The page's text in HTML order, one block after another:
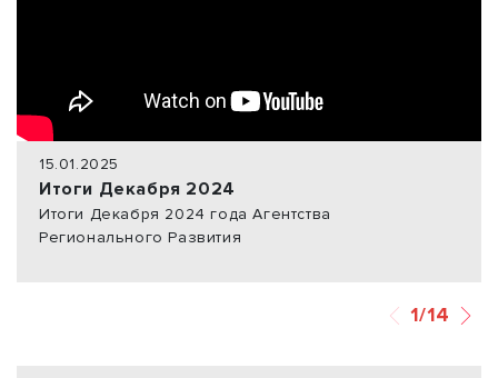
15.01.2025
Итоги Декабря 2024
Итоги Декабря 2024 года Агентства
Регионального Развития
1/14